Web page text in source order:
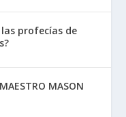
profecías de
MASON